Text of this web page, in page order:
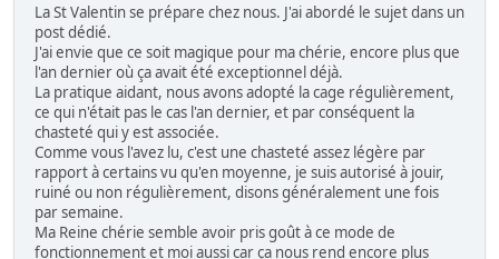
La St Valentin se prépare chez nous. J'ai abordé le sujet dans un
post dédié.
J'ai envie que ce soit magique pour ma chérie, encore plus que
l'an dernier où ça avait été exceptionnel déjà.
La pratique aidant, nous avons adopté la cage régulièrement,
ce qui n'était pas le cas l'an dernier, et par conséquent la
chasteté qui y est associée.
Comme vous l'avez lu, c'est une chasteté assez légère par
rapport à certains vu qu'en moyenne, je suis autorisé à jouir,
ruiné ou non régulièrement, disons généralement une fois
par semaine.
Ma Reine chérie semble avoir pris goût à ce mode de
fonctionnement et moi aussi car ça nous rend encore plus